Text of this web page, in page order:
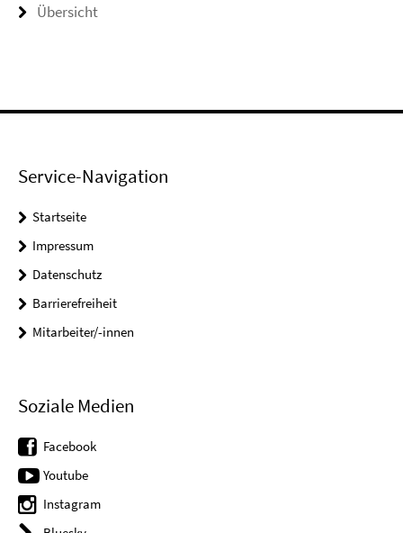
Übersicht
Service-Navigation
Startseite
Impressum
Datenschutz
Barrierefreiheit
Mitarbeiter/-innen
Soziale Medien
Facebook
Youtube
Instagram